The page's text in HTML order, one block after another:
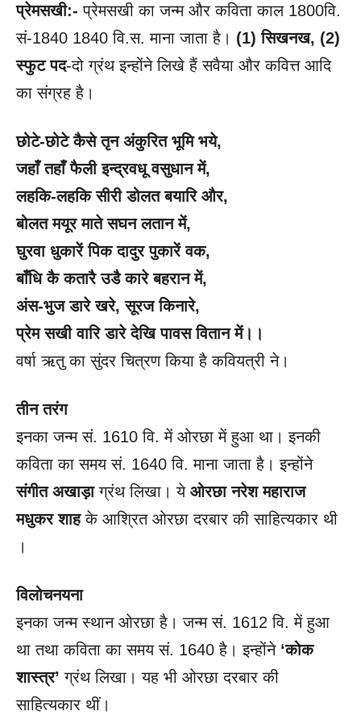
प्रेमसखी:- प्रेमसखी का जन्म और कविता काल 1800वि.
सं-1840 1840 वि.स. माना जाता है। (1) सिखनख, (2)
स्फुट पद-दो ग्रंथ इन्होंने लिखे हैं सवैया और कवित्त आदि
का संग्रह है।
छोटे-छोटे कैसे तृन अंकुरित भूमि भये,
जहाँ तहाँ फैली इन्द्रवधू वसुधान में,
लहकि-लहकि सीरी डोलत बयारि और,
बोलत मयूर माते सघन लतान में,
घुरवा धुकारें पिक दादुर पुकारें वक,
बाँधि कै कतारै उडै कारे बहरान में,
अंस-भुज डारे खरे, सूरज किनारे,
प्रेम सखी वारि डारे देखि पावस वितान में।।
वर्षा ऋतु का सुंदर चित्रण किया है कवियत्री ने।
तीन तरंग
इनका जन्म सं. 1610 वि. में ओरछा में हुआ था। इनकी
कविता का समय सं. 1640 वि. माना जाता है। इन्होंने
संगीत अखाड़ाग्रंथ लिखा। ये ओरछा नरेश महाराज
मधुकर शाहके आश्रित ओरछा दरबार की साहित्यकार थी
।
विलोचनयना
इनका जन्म स्थान ओरछा है। जन्म सं. 1612 वि. में हुआ
था तथा कविता का समय सं. 1640 है। इन्होंने ‘कोक
शास्त्र’ ग्रंथ लिखा। यह भी ओरछा दरबार की
साहित्यकार थीं।